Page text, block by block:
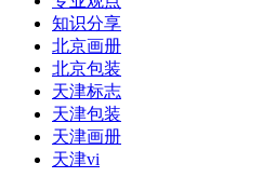
知识分享
北京画册
北京包装
天津标志
天津包装
天津画册
天津vi